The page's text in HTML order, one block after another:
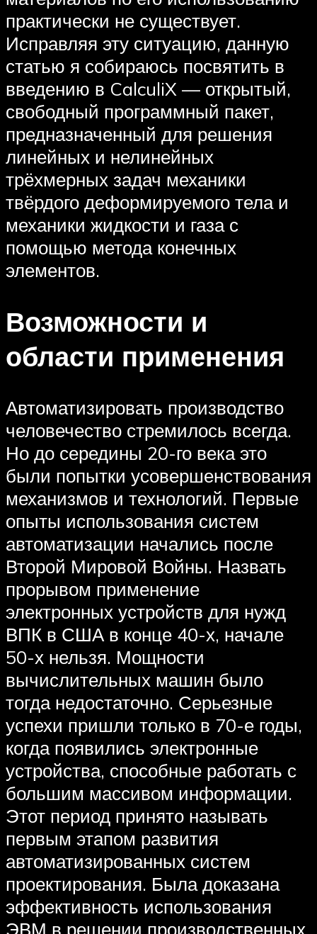
практически не существует.
Исправляя эту ситуацию, данную
статью я собираюсь посвятить в
введению в CalculiX — открытый,
свободный программный пакет,
предназначенный для решения
линейных и нелинейных
трёхмерных задач механики
твёрдого деформируемого тела и
механики жидкости и газа с
помощью метода конечных
элементов.
Возможности и
области применения
Автоматизировать производство
человечество стремилось всегда.
Но до середины 20-го века это
были попытки усовершенствования
механизмов и технологий. Первые
опыты использования систем
автоматизации начались после
Второй Мировой Войны. Назвать
прорывом применение
электронных устройств для нужд
ВПК в США в конце 40-х, начале
50-х нельзя. Мощности
вычислительных машин было
тогда недостаточно. Серьезные
успехи пришли только в 70-е годы,
когда появились электронные
устройства, способные работать с
большим массивом информации.
Этот период принято называть
первым этапом развития
автоматизированных систем
проектирования. Была доказана
эффективность использования
ЭВМ в решении производственных